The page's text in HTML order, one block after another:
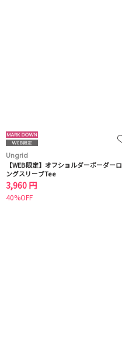
Ungrid
【WEB限定】オフショルダーボーダーロ
ングスリーブTee
3,960 円
40%OFF